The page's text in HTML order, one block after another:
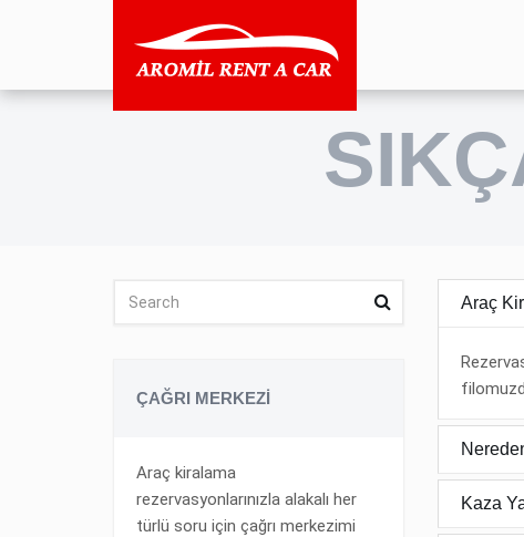
ÇAĞRI MERKEZI
Araç kiralama
rezervasyonlarınızla alakalı her
türlü soru için çağrı merkezimi
Araç
Kaza